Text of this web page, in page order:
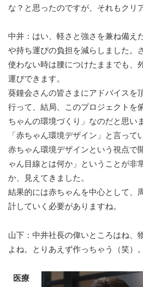
な？と思ったのですが、それもクリ
中井：はい、軽さと強さを兼ね備え
や持ち運びの負担を減らしました。
使わない時は腰につけたままでも、
運びできます。
葵鐘会さんの皆さまにアドバイスを
行って、結局、このプロジェクトを
ちゃんの環境づくり」なのだと思い
「赤ちゃん環境デザイン」と言って
赤ちゃん環境デザインという視点で
ゃん目線とは何か」ということが非
か、見えてきました。
結果的には赤ちゃんを中心として、
計していく必要がありますね。
山下：中井社長の偉いところはね、
よね。とりあえず作っちゃう（笑）。
医療